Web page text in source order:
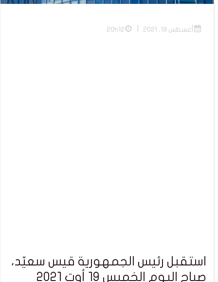
أغسطس 19, 2021 20h12
استقبل رئيس الجمهورية قيس سعيّد،
صباح اليوم الخميس 19 أوت 2021